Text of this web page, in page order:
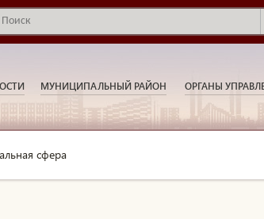
МУНИЦИПАЛЬНЫЙ РАЙОН ОРГАНЫ
сфера